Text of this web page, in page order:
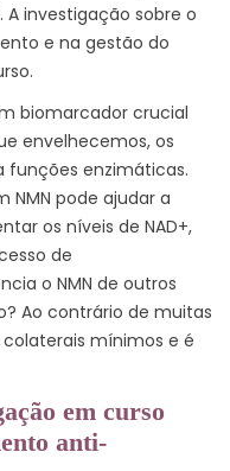
investigação sobre o
e na gestão do
biomarcador crucial
envelhecemos, os
funções enzimáticas.
pode ajudar a
os níveis de NAD+,
de
o NMN de outros
Ao contrário de muitas
mínimos e é
em curso
anti-